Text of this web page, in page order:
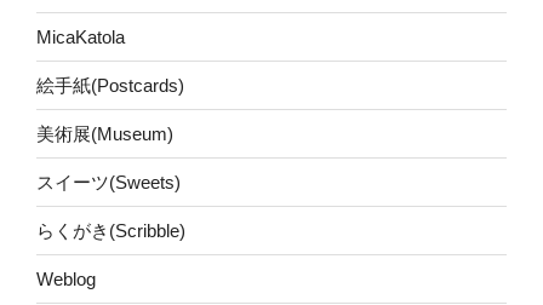
MicaKatola
絵手紙(Postcards)
美術展(Museum)
スイーツ(Sweets)
らくがき(Scribble)
Weblog